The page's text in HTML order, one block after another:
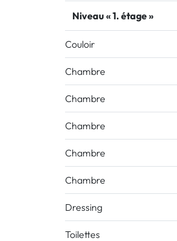
Niveau « 1. étage »
Couloir
Chambre
Chambre
Chambre
Chambre
Chambre
Dressing
Toilettes